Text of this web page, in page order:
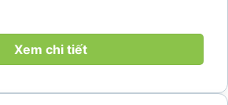
rừng xanh mát, những bản làng
Xem chi tiết